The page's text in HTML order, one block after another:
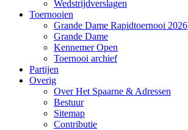
Wedstrijdverslagen
Toernooien
Grande Dame Rapidtoernooi 2026
Grande Dame
Kennemer Open
Toernooi archief
Partijen
Overig
Over Het Spaarne & Adressen
Bestuur
Sitemap
Contributie